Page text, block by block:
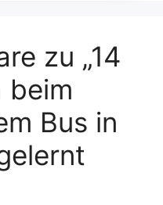
zu „14
beim
Bus in